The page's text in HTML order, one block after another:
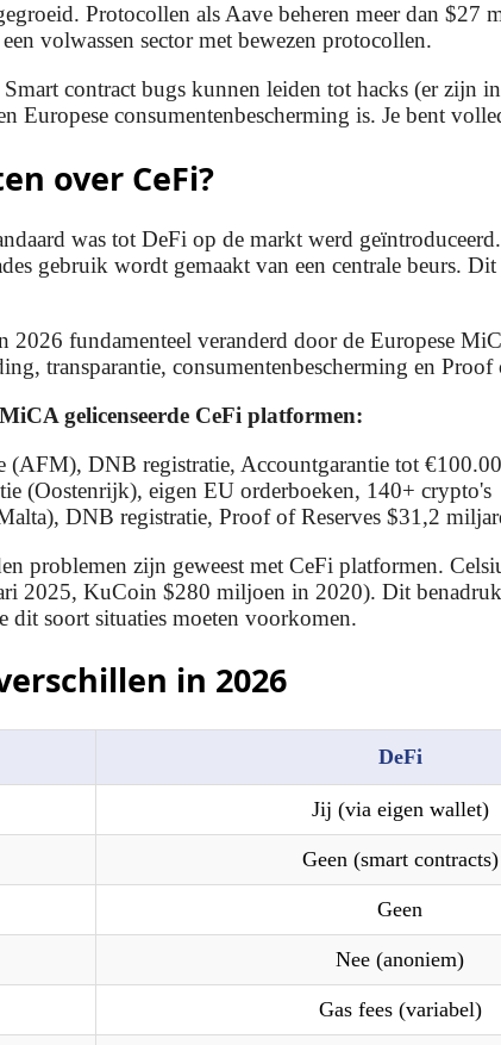
Protocollen als Aave beheren meer dan
volwassen sector met bewezen protocollen.
contract bugs kunnen leiden tot hacks (er zijn
Europese consumentenbescherming is. Je bent
over CeFi?
was tot DeFi op de markt werd
gebruik wordt gemaakt van een centrale beurs.
2026 fundamenteel veranderd door de Europese
transparantie, consumentenbescherming en
gelicenseerde CeFi platformen:
(AFM), DNB registratie, Accountgarantie tot
(Oostenrijk), eigen EU orderboeken, 140+ crypto's
DNB registratie, Proof of Reserves $31,2
problemen zijn geweest met CeFi platformen.
2025, KuCoin $280 miljoen in 2020). Dit
dit soort situaties moeten voorkomen.
in 2026
DeFi
Jij (via eigen wallet)
Geen (smart contracts)
Geen
Nee (anoniem)
Gas fees (variabel)